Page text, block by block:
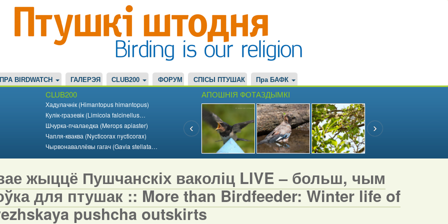
ПРА BIRDWATCH ГАЛЕРЭЯ CLUB200 ФОРУМ СПІСЫ ПТУШАК Пра БАФК
CLUB200
Хадулачнік (Himantopus himantopus)
Кулік-гразевік (Limicola falcinellus…
Шчурка-пчалаедка (Merops apiaster)
Чапля-кваква (Nycticorax nycticorax)
Чырвонаваллёвы гагач (Gavia stellata…
АПОШНІЯ ФОТАЗДЫМКІ
жыццё Пушчанскіх ваколіц LIVE – больш, чым
для птушак :: More than Birdfeeder: Winter life of
pushcha outskirts